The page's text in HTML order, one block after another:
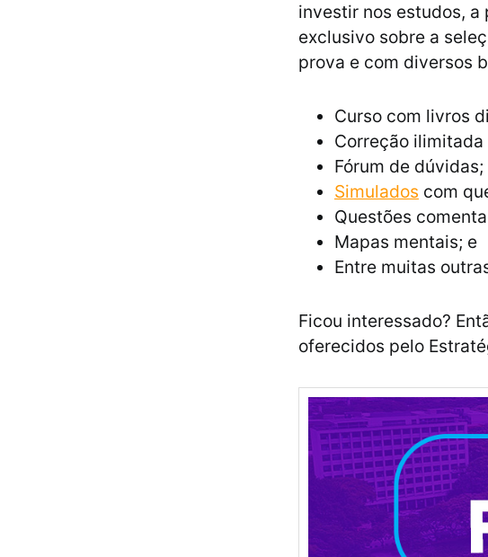
investir nos estudos,
exclusivo sobre a
prova e com diversos
Curso com livros
Correção ilimitada
Fórum de dúvidas;
Simulados com
Questões
Mapas mentais; e
Entre muitas
Ficou interessado?
oferecidos pelo